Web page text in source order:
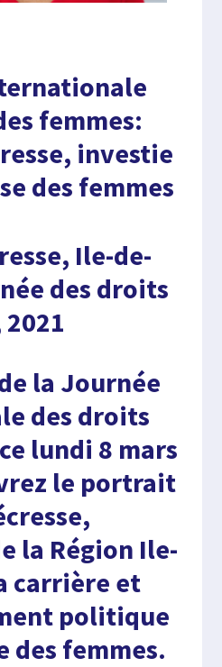
femmes:
investie
des femmes
la Journée
des droits
lundi 8 mars
le portrait
la Région Ile-
carrière et
politique
des femmes.